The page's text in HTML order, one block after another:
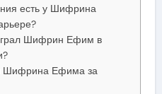
есть у Шифрина
Шифрин Ефим в
Шифрина Ефима за